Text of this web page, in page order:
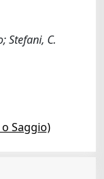
Stefani, C.
Saggio)